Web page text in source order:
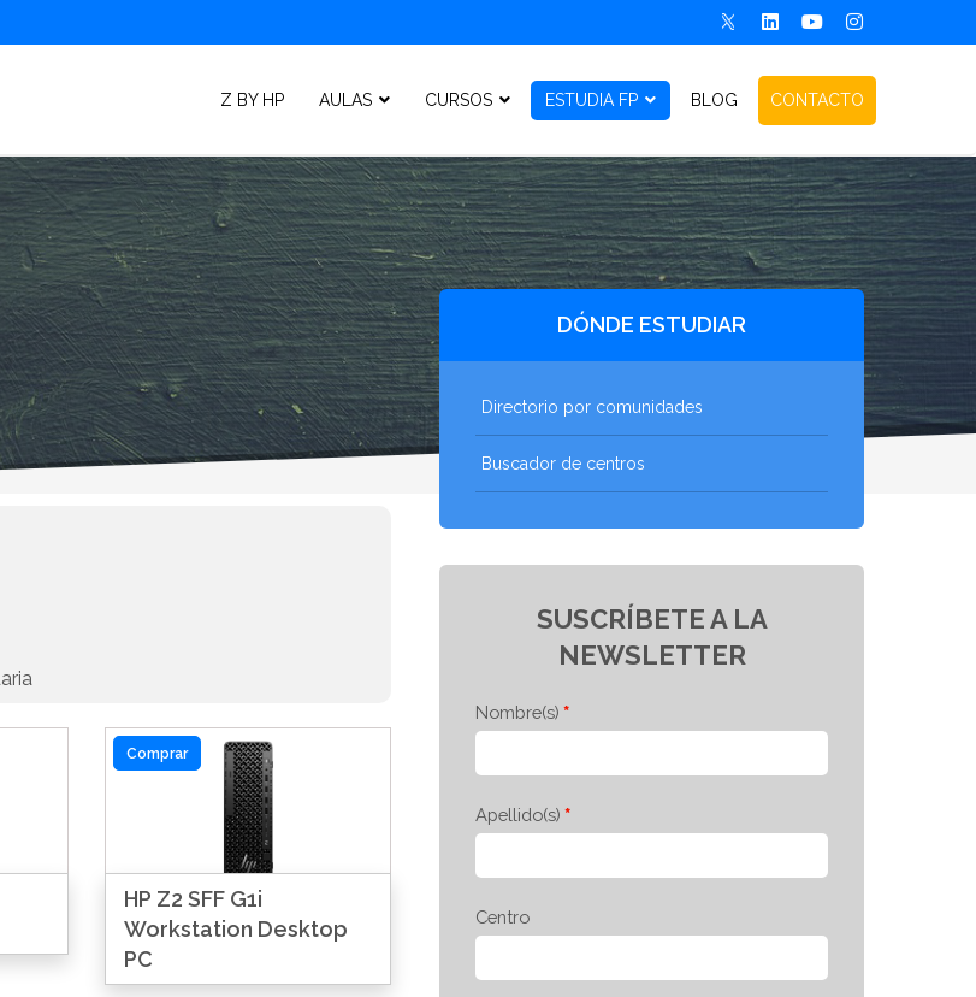
Z BY HP AULAS CURSOS ESTUDIA FP BLOG CONTACTO
Comprar
HP Z2 SFF G1i
Workstation Desktop
PC
DÓNDE ESTUDIAR
Directorio por comunidades
Buscador de centros
SUSCRÍBETE A LA
NEWSLETTER
Nombre(s)
Apellido(s)
Centro